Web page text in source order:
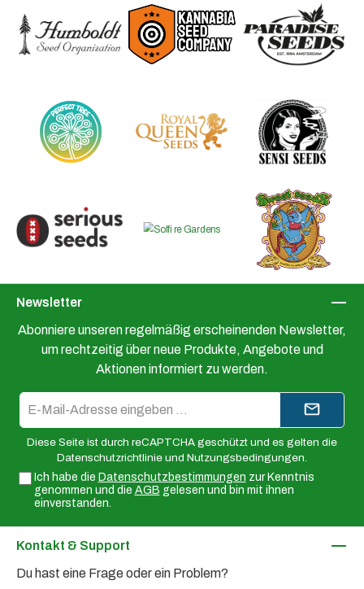
Newsletter
Abonniere unseren regelmäßig erscheinenden Newsletter,
um rechtzeitig über neue Produkte, Angebote und
Aktionen informiert zu werden.
Mail-
Adresse*
Diese Seite ist durch reCAPTCHA geschützt und es gelten die
Datenschutzrichtlinie und Nutzungsbedingungen.
Ich habe die Datenschutzbestimmungen zur Kenntnis
genommen und die AGB gelesen und bin mit ihnen
einverstanden.
Kontakt & Support
Du hast eine Frage oder ein Problem?